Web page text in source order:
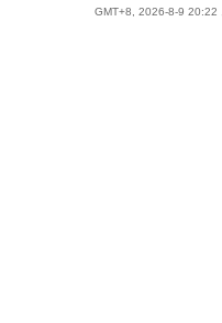
GMT+8, 2026-8-9 20:22